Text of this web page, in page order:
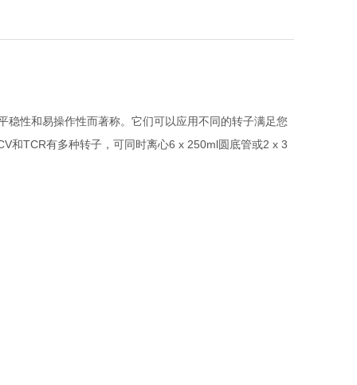
稳性和易操作性而著称。它们可以应用不同的转子满足您
和TCR有多种转子，可同时离心6 x 250ml 圆底管或2 x 3